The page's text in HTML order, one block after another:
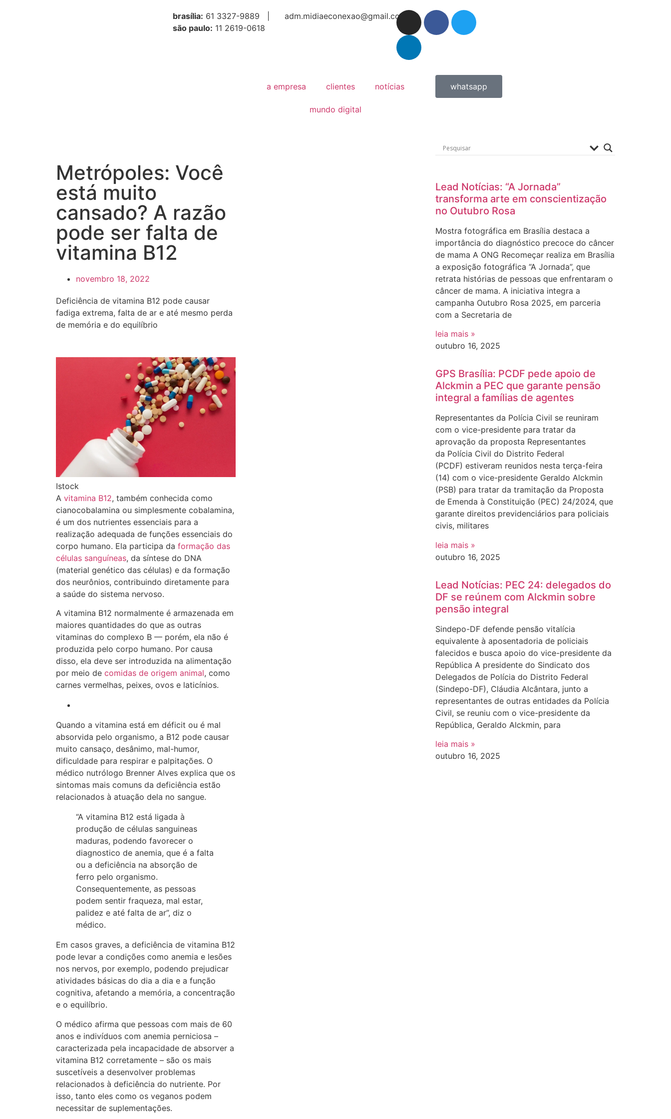
brasília: 61 3327-9889 |
são paulo: 11 2619-0618
adm.midiaeconexao@gmail.com
a empresa clientes notícias
mundo digital
whatsapp
Metrópoles: Você
está muito
cansado? A razão
pode ser falta de
vitamina B12
novembro 18, 2022
Deficiência de vitamina B12 pode causar
fadiga extrema, falta de ar e até mesmo perda
de memória e do equilíbrio
Istock
A vitamina B12, também conhecida como
cianocobalamina ou simplesmente cobalamina,
é um dos nutrientes essenciais para a
realização adequada de funções essenciais do
corpo humano. Ela participa da formação das
células sanguíneas, da síntese do DNA
(material genético das células) e da formação
dos neurônios, contribuindo diretamente para
a saúde do sistema nervoso.
A vitamina B12 normalmente é armazenada em
maiores quantidades do que as outras
vitaminas do complexo B — porém, ela não é
produzida pelo corpo humano. Por causa
disso, ela deve ser introduzida na alimentação
por meio de comidas de origem animal, como
carnes vermelhas, peixes, ovos e laticínios.
Quando a vitamina está em déficit ou é mal
absorvida pelo organismo, a B12 pode causar
muito cansaço, desânimo, mal-humor,
dificuldade para respirar e palpitações. O
médico nutrólogo Brenner Alves explica que os
sintomas mais comuns da deficiência estão
relacionados à atuação dela no sangue.
“A vitamina B12 está ligada à
produção de células sanguineas
maduras, podendo favorecer o
diagnostico de anemia, que é a falta
ou a deficiência na absorção de
ferro pelo organismo.
Consequentemente, as pessoas
podem sentir fraqueza, mal estar,
palidez e até falta de ar”, diz o
médico.
Em casos graves, a deficiência de vitamina B12
pode levar a condições como anemia e lesões
nos nervos, por exemplo, podendo prejudicar
atividades básicas do dia a dia e a função
cognitiva, afetando a memória, a concentração
e o equilíbrio.
O médico afirma que pessoas com mais de 60
anos e indivíduos com anemia perniciosa –
caracterizada pela incapacidade de absorver a
vitamina B12 corretamente – são os mais
suscetíveis a desenvolver problemas
relacionados à deficiência do nutriente. Por
isso, tanto eles como os veganos podem
necessitar de suplementações.
Lead Notícias: “A Jornada”
transforma arte em conscientização
no Outubro Rosa
Mostra fotográfica em Brasília destaca a
importância do diagnóstico precoce do câncer
de mama A ONG Recomeçar realiza em Brasília
a exposição fotográfica “A Jornada”, que
retrata histórias de pessoas que enfrentaram o
câncer de mama. A iniciativa integra a
campanha Outubro Rosa 2025, em parceria
com a Secretaria de
leia mais »
outubro 16, 2025
GPS Brasília: PCDF pede apoio de
Alckmin a PEC que garante pensão
integral a famílias de agentes
Representantes da Polícia Civil se reuniram
com o vice-presidente para tratar da
aprovação da proposta Representantes
da Polícia Civil do Distrito Federal
(PCDF) estiveram reunidos nesta terça-feira
(14) com o vice-presidente Geraldo Alckmin
(PSB) para tratar da tramitação da Proposta
de Emenda à Constituição (PEC) 24/2024, que
garante direitos previdenciários para policiais
civis, militares
leia mais »
outubro 16, 2025
Lead Notícias: PEC 24: delegados do
DF se reúnem com Alckmin sobre
pensão integral
Sindepo-DF defende pensão vitalícia
equivalente à aposentadoria de policiais
falecidos e busca apoio do vice-presidente da
República A presidente do Sindicato dos
Delegados de Polícia do Distrito Federal
(Sindepo-DF), Cláudia Alcântara, junto a
representantes de outras entidades da Polícia
Civil, se reuniu com o vice-presidente da
República, Geraldo Alckmin, para
leia mais »
outubro 16, 2025